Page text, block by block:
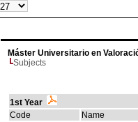
Máster Universitario en
Subjects
1st Year
Code
Name